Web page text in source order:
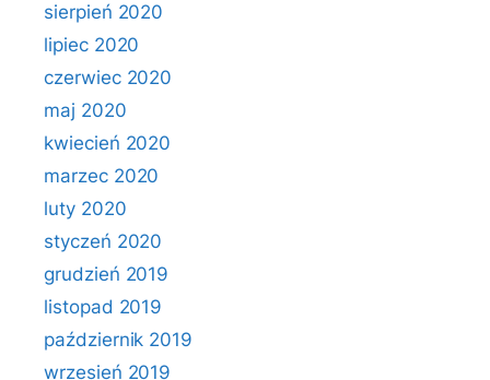
sierpień 2020
lipiec 2020
czerwiec 2020
maj 2020
kwiecień 2020
marzec 2020
luty 2020
styczeń 2020
grudzień 2019
listopad 2019
październik 2019
wrzesień 2019